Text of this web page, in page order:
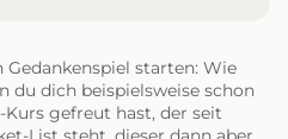
starten: Wie
du dich beispielsweise schon
gefreut hast, der seit